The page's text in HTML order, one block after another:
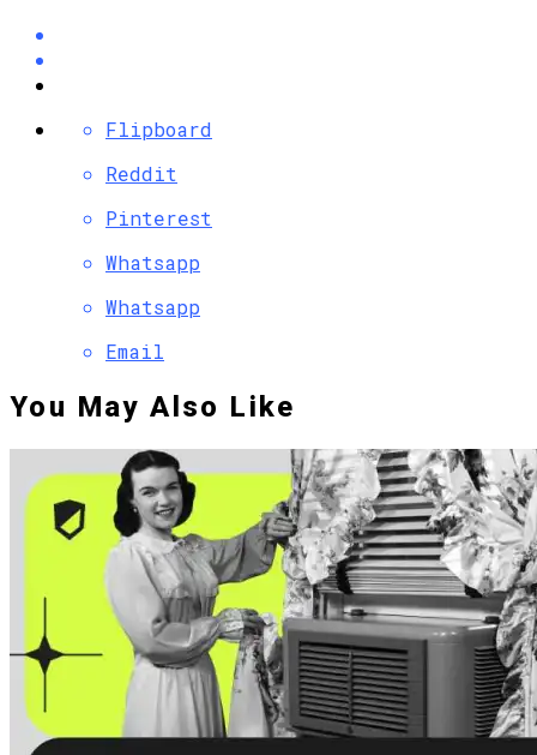
Flipboard
Reddit
Pinterest
Whatsapp
Whatsapp
Email
You May Also Like